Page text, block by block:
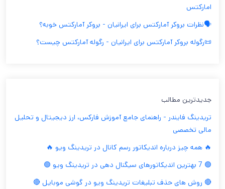
امارکتس
🗣️نظرات بروکر آمارکتس برای ایرانیان - بروکر آمارکتس خوبه؟
📜رگوله بروکر آمارکتس برای ایرانیان - رگوله آمارکتس چیست؟
جدیدترین مطالب
تریدینگ فایندر - راهنمای جامع آموزش فارکس، ارز دیجیتال و تحلیل
مالی تخصصی
🔥 همه چیز درباره اندیکاتور رسم کانال در تریدینگ ویو 🔥
🟢 7 بهترین اندیکاتورهای سیگنال دهی در تریدینگ ویو 🟢
🔴 روش های حذف تبلیغات تریدینگ ویو در گوشی موبایل 🔴